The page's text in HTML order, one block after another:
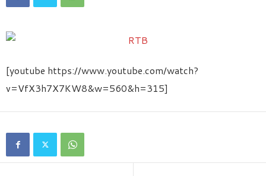
[youtube https://www.youtube.com/watch?
v=VfX3h7X7KW8&w=560&h=315]